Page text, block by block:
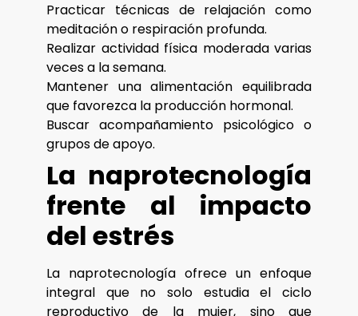
Practicar técnicas de relajación como
meditación o respiración profunda.
Realizar actividad física moderada varias
veces a la semana.
Mantener una alimentación equilibrada
que favorezca la producción hormonal.
Buscar acompañamiento psicológico o
grupos de apoyo.
La naprotecnología
frente al impacto
del estrés
La naprotecnología ofrece un enfoque
integral que no solo estudia el ciclo
reproductivo de la mujer, sino que